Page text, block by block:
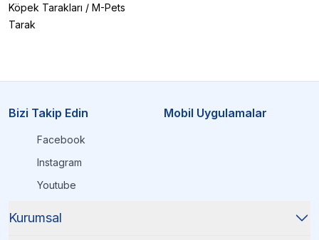
Köpek Tarakları / M-Pets
Tarak
Bizi Takip Edin
Facebook
Instagram
Youtube
Mobil Uygulamalar
Kurumsal